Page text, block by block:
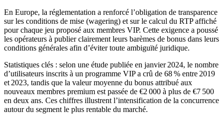
En Europe, la réglementation a renforcé l’obligation de transparence
sur les conditions de mise (wagering) et sur le calcul du RTP affiché
pour chaque jeu proposé aux membres VIP. Cette exigence a poussé
les opérateurs à publier clairement leurs barèmes de bonus dans leurs
conditions générales afin d’éviter toute ambiguïté juridique.
Statistiques clés : selon une étude publiée en janvier 2024, le nombre
d’utilisateurs inscrits à un programme VIP a crû de 68 % entre 2019
et 2023, tandis que la valeur moyenne du bonus attribué aux
nouveaux membres premium est passée de €2 000 à plus de €7 500
en deux ans. Ces chiffres illustrent l’intensification de la concurrence
autour du segment le plus rentable du marché.